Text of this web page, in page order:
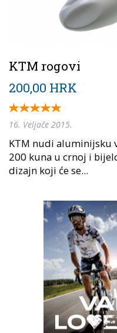
KTM rogovi
200,00 HRK
16. Veljače 2015.
KTM nudi aluminijsku
200 kuna u crnoj i
dizajn koji će se...